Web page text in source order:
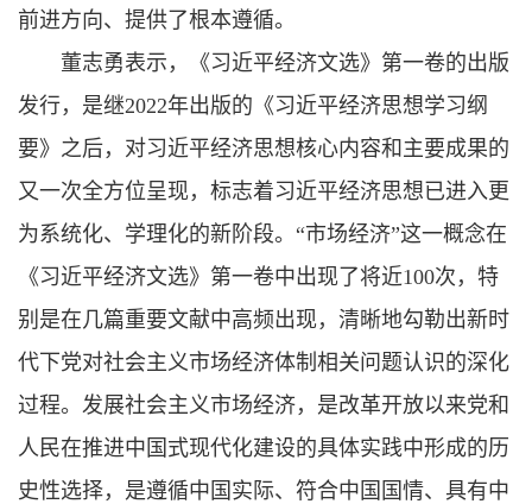
前进方向、提供了根本遵循。
董志勇表示，《习近平经济文选》第一卷的出版
发行，是继2022年出版的《习近平经济思想学习纲
要》之后，对习近平经济思想核心内容和主要成果的
又一次全方位呈现，标志着习近平经济思想已进入更
为系统化、学理化的新阶段。“市场经济”这一概念在
《习近平经济文选》第一卷中出现了将近100次，特
别是在几篇重要文献中高频出现，清晰地勾勒出新时
代下党对社会主义市场经济体制相关问题认识的深化
过程。发展社会主义市场经济，是改革开放以来党和
人民在推进中国式现代化建设的具体实践中形成的历
史性选择，是遵循中国实际、符合中国国情、具有中